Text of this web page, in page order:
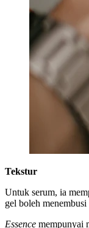
Tekstur
Untuk serum, ia
gel boleh
Essence mempunyai